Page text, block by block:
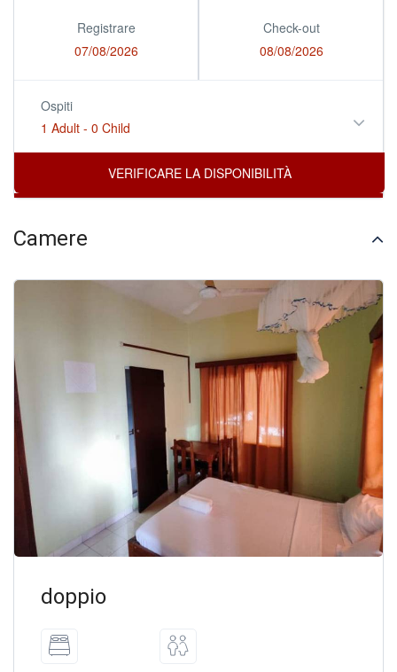
Registrare
07/08/2026
Check-out
08/08/2026
Ospiti
1 Adult - 0 Child
Camere
doppio